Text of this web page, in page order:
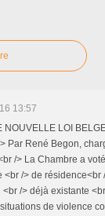
13:57
NOUVELLE LOI
Par René Begon,
/> La Chambre a
<br /> de
/> déjà existante
de violence